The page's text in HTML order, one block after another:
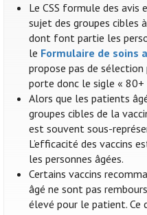
Le CSS formule des avis
sujet des groupes cibles
dont font partie les
le Formulaire de soins
propose pas de sélection
porte donc le sigle « 80+
Alors que les patients
groupes cibles de la
est souvent sous-
L’efficacité des vaccins
les personnes âgées.
Certains vaccins
âgé ne sont pas
élevé pour le patient.